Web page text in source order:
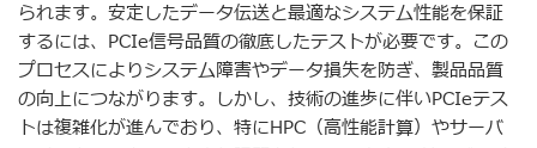
られます。安定したデータ伝送と最適なシステム性能を保証
するには、PCIe信号品質の徹底したテストが必要です。この
プロセスによりシステム障害やデータ損失を防ぎ、製品品質
の向上につながります。しかし、技術の進歩に伴いPCIeテス
トは複雑化が進んでおり、特にHPC（高性能計算）やサーバ